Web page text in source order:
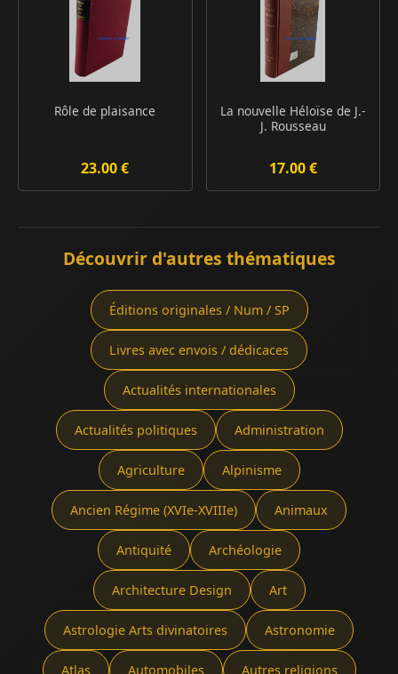
Rôle de plaisance
23.00 €
La nouvelle Héloïse de J.-
J. Rousseau
17.00 €
Découvrir d'autres thématiques
Éditions originales / Num / SP
Livres avec envois / dédicaces
Actualités internationales
Actualités politiques Administration
Agriculture Alpinisme
Ancien Régime (XVIe-XVIIIe) Animaux
Antiquité Archéologie
Architecture Design Art
Astrologie Arts divinatoires Astronomie
Atlas Automobiles Autres religions